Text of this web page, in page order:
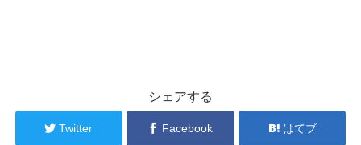
シェアする
Twitter Facebook はてブ